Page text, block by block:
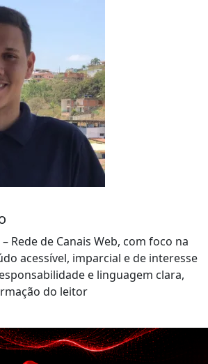
Rede de Canais Web, com foco na
acessível, imparcial e de interesse
e linguagem clara,
do leitor